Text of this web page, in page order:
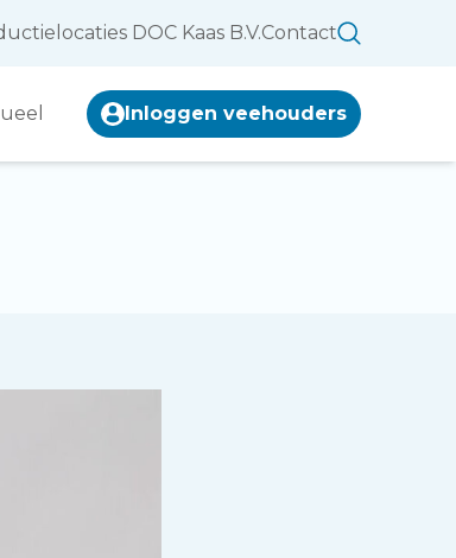
DOC Kaas B.V.Contact
Inloggen veehouders